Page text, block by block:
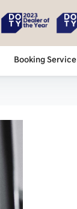
Booking Service